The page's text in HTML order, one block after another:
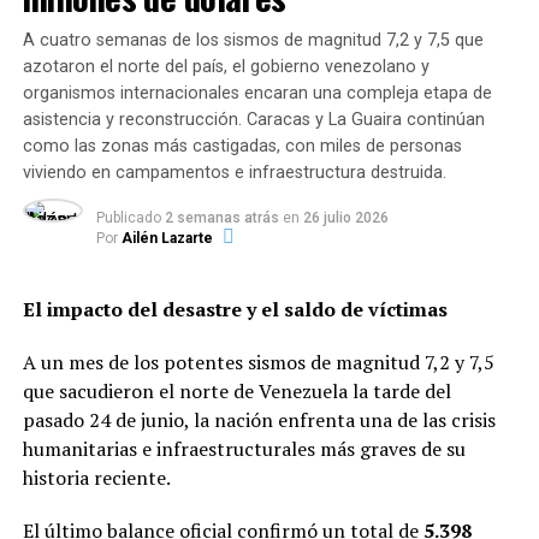
Pero el que fuera vicepresidente de Barack Obama entre
2009 y 2017 traía preparada una respuesta: «Con
Hitler tuvimos una gran relación antes de que, de
hecho, invadiera Europa, el resto de Europa».
Migración
Obama, quizás el único de sus legados que no se
insistentemente:«¿Quién construyó las jaulas, Joe?».
«Yo seré presidente, no vicepresidente», respondió
Biden, que de este modo se sintió libre para criticar a
Trump por haber usado la separación familiar como
A cuatro semanas de los sismos de magnitud 7,2 y 7,5 que
azotaron el norte del país, el gobierno venezolano y
organismos internacionales encaran una compleja etapa de
asistencia y reconstrucción. Caracas y La Guaira continúan
como las zonas más castigadas, con miles de personas
viviendo en campamentos e infraestructura destruida.
Publicado 2 semanas atrás en 26 julio 2026
Por Ailén Lazarte
El impacto del desastre y el saldo de víctimas
A un mes de los potentes sismos de magnitud 7,2 y 7,5
que sacudieron el norte de Venezuela la tarde del
pasado 24 de junio, la nación enfrenta una de las crisis
humanitarias e infraestructurales más graves de su
historia reciente.
El último balance oficial confirmó un total de 5.398